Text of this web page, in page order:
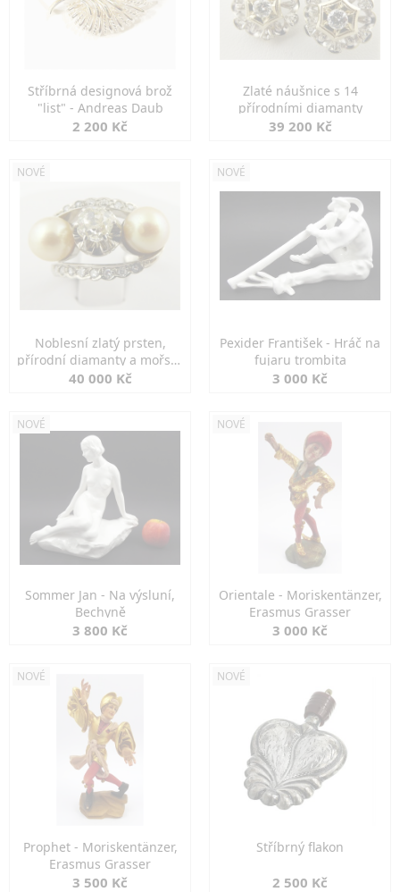
Stříbrná designová brož
"list" - Andreas Daub
2 200 Kč
Zlaté náušnice s 14
přírodními diamanty
39 200 Kč
NOVÉ
Noblesní zlatý prsten,
přírodní diamanty a mořské
perly
40 000 Kč
NOVÉ
Pexider František - Hráč na
fujaru trombita
3 000 Kč
NOVÉ
Sommer Jan - Na výsluní,
Bechyně
3 800 Kč
NOVÉ
Orientale - Moriskentänzer,
Erasmus Grasser
3 000 Kč
NOVÉ
Prophet - Moriskentänzer,
Erasmus Grasser
3 500 Kč
NOVÉ
Stříbrný flakon
2 500 Kč